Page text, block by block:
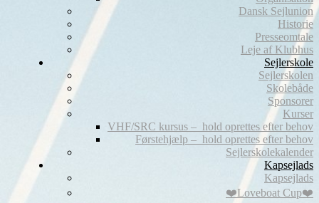
Dansk Sejlunion
Historie
Presseomtale
Leje af Klubhus
Sejlerskole
Sejlerskolen
Skolebåde
Sponsorer
Kurser
VHF/SRC kursus – hold oprettes efter behov
Førstehjælp – hold oprettes efter behov
Sejlerskolekalender
Kapsejlads
Kapsejlads
❤️Loveboat Cup❤️